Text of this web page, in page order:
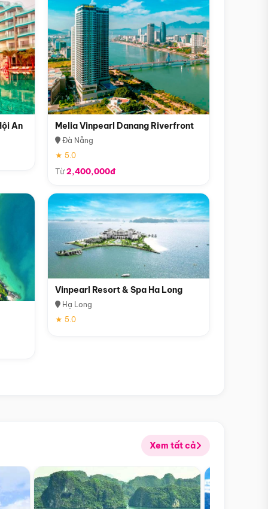
An Melia Vinpearl Danang Riverfront
Đà Nẵng
★ 5.0
Từ2,400,000đ
Vinpearl Resort & Spa Ha Long
Hạ Long
★ 5.0
Xem tất cả